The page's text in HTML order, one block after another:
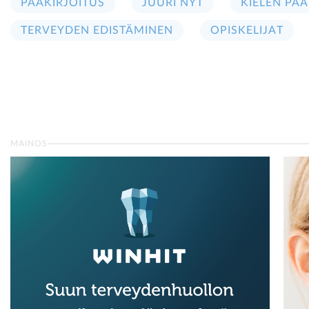
PÄÄKIRJOITUS JUURI NYT KIELEN
TERVEYDEN EDISTÄMINEN OPISKELIJAT
MAINOS